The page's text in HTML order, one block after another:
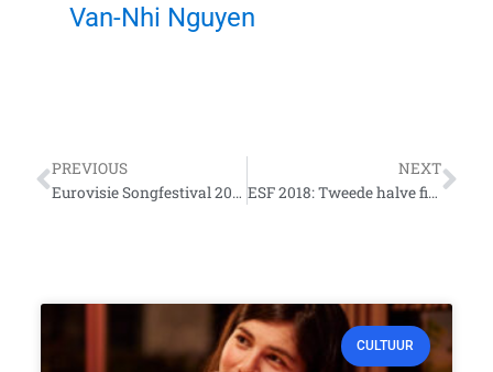
Van-Nhi Nguyen
Vorige
PREVIOUS
Eurovisie Songfestival 2018: Eerste halve finale (deel 2)
NEXT
ESF 2018: Tweede halve finale (deel 2)
CULTUUR